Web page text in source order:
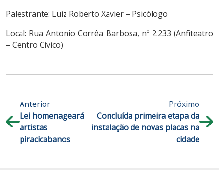
Palestrante: Luiz Roberto Xavier – Psicólogo
Local: Rua Antonio Corrêa Barbosa, nº 2.233 (Anfiteatro
– Centro Cívico)
Anterior
Lei homenageará
artistas
piracicabanos
Próximo
Concluída primeira etapa da
instalação de novas placas na
cidade